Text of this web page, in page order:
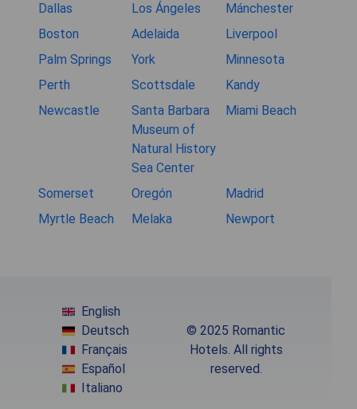
Dallas Los Ángeles
Mánchester
Boston
Adelaida
Liverpool
Palm Springs
York
Minnesota
Perth
Scottsdale
Kandy
Newcastle
Santa Barbara
Museum of
Natural History
Sea Center
Miami Beach
Somerset Oregón
Madrid
Myrtle Beach
Melaka Newport
English
Deutsch
Français
Español
Italiano
© 2025 Romantic
Hotels. All rights
reserved.